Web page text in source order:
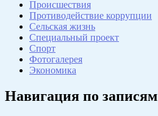
Происшествия
Противодействие коррупции
Сельская жизнь
Специальный проект
Спорт
Фотогалерея
Экономика
Навигация по записям